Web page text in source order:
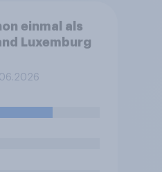
einmal als
Luxemburg